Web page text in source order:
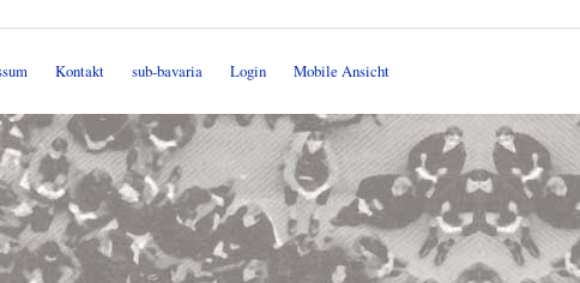
Kontakt sub-bavaria Login Mobile Ansicht